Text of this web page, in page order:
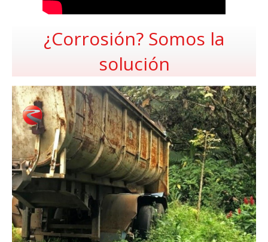
¿Corrosión? Somos la
solución